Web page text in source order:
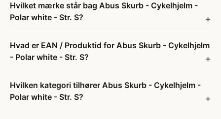
Hvilket mærke står bag Abus Skurb - Cykelhjelm -
Polar white - Str. S?
Hvad er EAN / Produktid for Abus Skurb - Cykelhjelm
- Polar white - Str. S?
Hvilken kategori tilhører Abus Skurb - Cykelhjelm -
Polar white - Str. S?